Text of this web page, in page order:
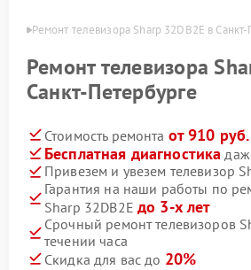
Ремонт телевизора Sharp 32DB2E в
Ремонт телевизора
Санкт-Петербурге
Стоимость ремонта от 910 руб.
Бесплатная диагностика
Привезем и увезем телевизор
Гарантия на наши работы по
Sharp 32DB2E до 3-х лет
Срочный ремонт телевизоров
течении часа
Скидка для вас до 20%